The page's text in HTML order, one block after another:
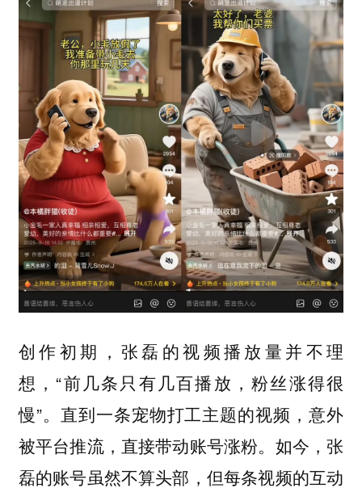
创作初期，张磊的视频播放量并不理
想，“前几条只有几百播放，粉丝涨得很
慢”。直到一条宠物打工主题的视频，意外
被平台推流，直接带动账号涨粉。如今，张
磊的账号虽然不算头部，但每条视频的互动